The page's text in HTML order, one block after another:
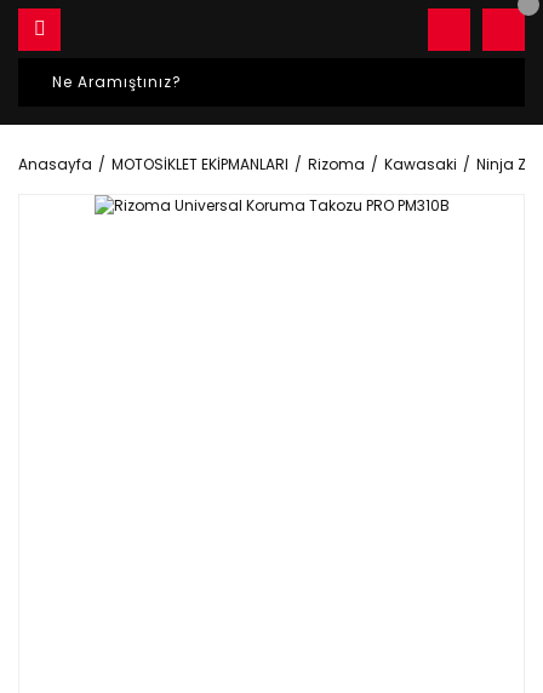
Anasayfa MOTOSİKLET EKİPMANLARI Rizoma Kawasaki Ninja